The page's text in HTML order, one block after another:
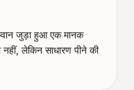
जुड़ा हुआ एक मानक
लेकिन साधारण पीने की